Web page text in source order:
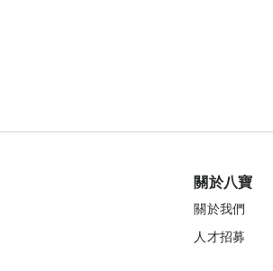
關於八寶
關於我們
人才招募